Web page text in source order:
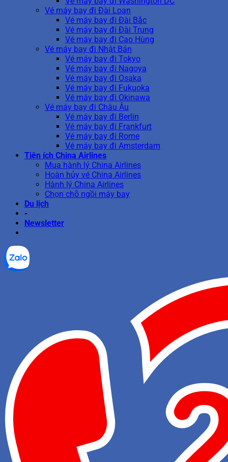
Vé máy bay đi Đài Loan
Vé máy bay đi Đài Bắc
Vé máy bay đi Đài Trung
Vé máy bay đi Cao Hùng
Vé máy bay đi Nhật Bản
Vé máy bay đi Tokyo
Vé máy bay đi Nagoya
Vé máy bay đi Osaka
Vé máy bay đi Fukuoka
Vé máy bay đi Okinawa
Vé máy bay đi Châu Âu
Vé máy bay đi Berlin
Vé máy bay đi Frankfurt
Vé máy bay đi Rome
Vé máy bay đi Amsterdam
Tiện ích China Airlines
Mua hành lý China Airlines
Hoàn hủy vé China Airlines
Hành lý China Airlines
Chọn chỗ ngồi máy bay
Du lịch
-
Newsletter